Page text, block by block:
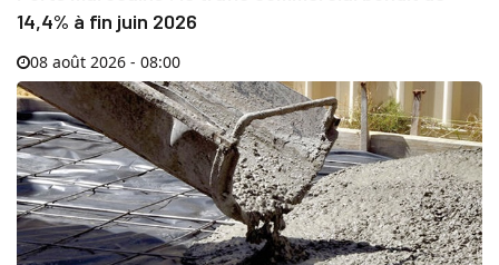
14,4% à fin juin 2026
08 août 2026 - 08:00